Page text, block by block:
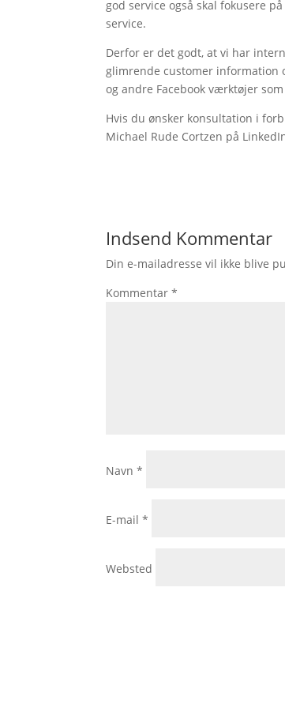
god service også skal fokusere
service.
Derfor er det godt, at vi har
glimrende customer information
og andre Facebook værktøjer
Hvis du ønsker konsultation i
Michael Rude Cortzen på
Indsend Kommentar
Din e-mailadresse vil ikke blive
Kommentar*
Navn*
E-mail*
Websted